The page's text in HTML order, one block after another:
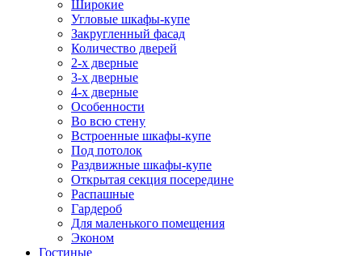
Широкие
Угловые шкафы-купе
Закругленный фасад
Количество дверей
2-х дверные
3-х дверные
4-х дверные
Особенности
Во всю стену
Встроенные шкафы-купе
Под потолок
Раздвижные шкафы-купе
Открытая секция посередине
Распашные
Гардероб
Для маленького помещения
Эконом
Гостиные